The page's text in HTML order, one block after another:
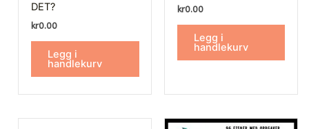
DET?
kr0.00
Legg i
handlekurv
kr0.00
Legg i
handlekurv